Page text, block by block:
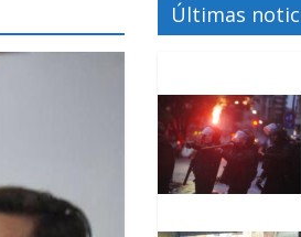
Últimas